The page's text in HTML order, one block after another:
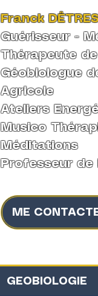
Franck
Guérisseur -
Thérapeute
Géobiologue
Agricole
Ateliers
Musico
Méditations
Professeur de
ME
GEOBIOLOGIE